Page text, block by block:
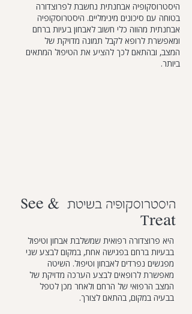
היסטרוסקופיה אבחנתית נחשבת לפרוצדורה
בטוחה עם סיכונים מינימליים. היסטרוסקופיה
אבחנתית מהווה כלי חשוב לאבחון בעיות ברחם
ומאפשרת לרופא לקבל תמונה מדויקת של
המצב, ובהתאם לכך להציע את הטיפול המתאים
ביותר.
היסטרוסקופיה בשיטת See &
Treat
היא פרוצדורה רפואית שמשלבת אבחון וטיפול
בבעיות ברחם בפגישה אחת, במקום לבצע שני
מפגשים נפרדים לאבחון וטיפול. השיטה
מאפשרת לרופאים לבצע הערכה מדויקת של
המצב הרפואי של הרחם ולאחר מכן לטפל
בבעיה במקום, בהתאם לצורך.